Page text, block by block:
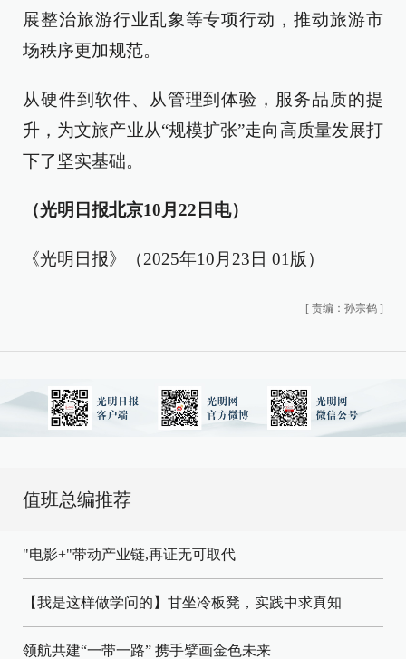
展整治旅游行业乱象等专项行动，推动旅游市
场秩序更加规范。
从硬件到软件、从管理到体验，服务品质的提
升，为文旅产业从“规模扩张”走向高质量发展打
下了坚实基础。
（光明日报北京10月22日电）
《光明日报》（2025年10月23日 01版）
[ 责编：孙宗鹤 ]
值班总编推荐
"电影+"带动产业链,再证无可取代
【我是这样做学问的】甘坐冷板凳，实践中求真知
领航共建“一带一路” 携手擘画金色未来